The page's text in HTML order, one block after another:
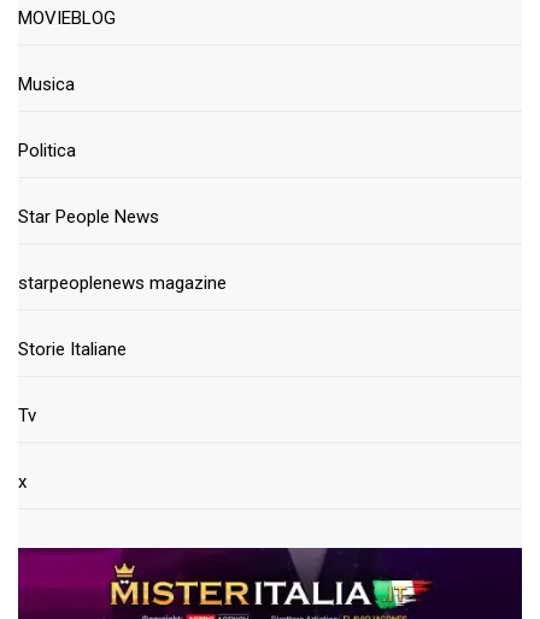
MOVIEBLOG
Musica
Politica
Star People News
starpeoplenews magazine
Storie Italiane
Tv
x